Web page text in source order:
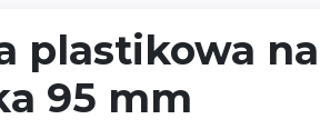
plastikowa
95 mm